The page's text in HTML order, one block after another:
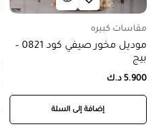
مقاسات كبيره
موديل مخور صيفي كود 0821 –
بيج
5.900 د.ك
إضافة إلى السلة